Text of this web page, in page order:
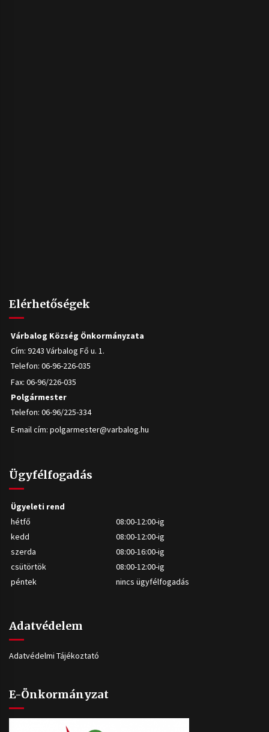
Elérhetőségek
Várbalog Község Önkormányzata
Cím: 9243 Várbalog Fő u. 1.
Telefon: 06-96-226-035
Fax: 06-96/226-035
Polgármester
Telefon: 06-96/225-334
E-mail cím: polgarmester@varbalog.hu
Ügyfélfogadás
Ügyeleti rend
hétfő
08:00-12:00-ig
kedd
08:00-12:00-ig
szerda
08:00-16:00-ig
csütörtök
08:00-12:00-ig
péntek
nincs ügyfélfogadás
Adatvédelem
Adatvédelmi Tájékoztató
E-Önkormányzat